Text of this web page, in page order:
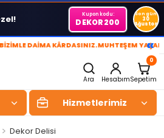
Kupon kodu:
DEKOR200
Son gün
30
Ağustos
DAİMA KÂRDASINIZ.MUHTEŞEM YAŞAM«
Ara Hesabım
0
Sepetim
Hizmetlerimiz
> Dekor Delisi